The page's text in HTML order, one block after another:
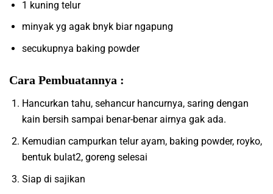
1 kuning telur
minyak yg agak bnyk biar ngapung
secukupnya baking powder
Cara Pembuatannya :
Hancurkan tahu, sehancur hancurnya, saring dengan
kain bersih sampai benar-benar airnya gak ada.
Kemudian campurkan telur ayam, baking powder, royko,
bentuk bulat2, goreng selesai
Siap di sajikan